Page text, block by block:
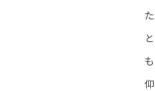
た
と
も
仰